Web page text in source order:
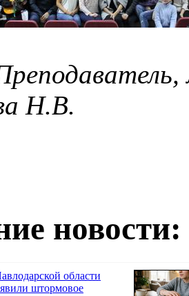
Н.В.
новости:
области
штормовое